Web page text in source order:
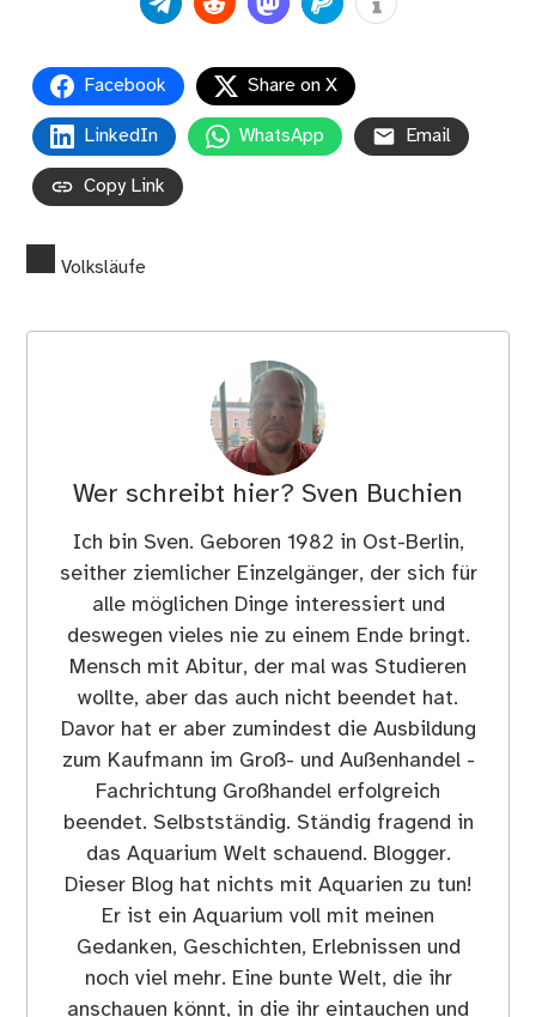
Facebook Share on X
LinkedIn WhatsApp Email
Copy Link
Volksläufe
Wer schreibt hier? Sven Buchien
Ich bin Sven. Geboren 1982 in Ost-Berlin,
seither ziemlicher Einzelgänger, der sich für
alle möglichen Dinge interessiert und
deswegen vieles nie zu einem Ende bringt.
Mensch mit Abitur, der mal was Studieren
wollte, aber das auch nicht beendet hat.
Davor hat er aber zumindest die Ausbildung
zum Kaufmann im Groß- und Außenhandel -
Fachrichtung Großhandel erfolgreich
beendet. Selbstständig. Ständig fragend in
das Aquarium Welt schauend. Blogger.
Dieser Blog hat nichts mit Aquarien zu tun!
Er ist ein Aquarium voll mit meinen
Gedanken, Geschichten, Erlebnissen und
noch viel mehr. Eine bunte Welt, die ihr
anschauen könnt, in die ihr eintauchen und